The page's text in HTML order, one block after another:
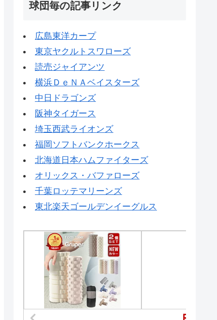
球団毎の記事リンク
広島東洋カープ
東京ヤクルトスワローズ
読売ジャイアンツ
横浜ＤｅＮＡベイスターズ
中日ドラゴンズ
阪神タイガース
埼玉西武ライオンズ
福岡ソフトバンクホークス
北海道日本ハムファイターズ
オリックス・バファローズ
千葉ロッテマリーンズ
東北楽天ゴールデンイーグルス